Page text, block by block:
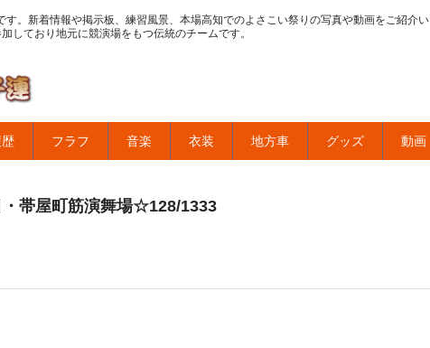
。新着情報や掲示板、練習風景、本場高知でのよさこい祭りの写真や動画をご紹介い
しており地元に競演場をもつ伝統のチームです。
フラフ 音楽 衣装 地方車 グッズ 動画
帯屋町筋演舞場☆128/1333